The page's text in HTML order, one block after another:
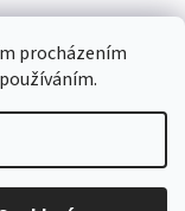
procházením
vyhrazena.Upravit